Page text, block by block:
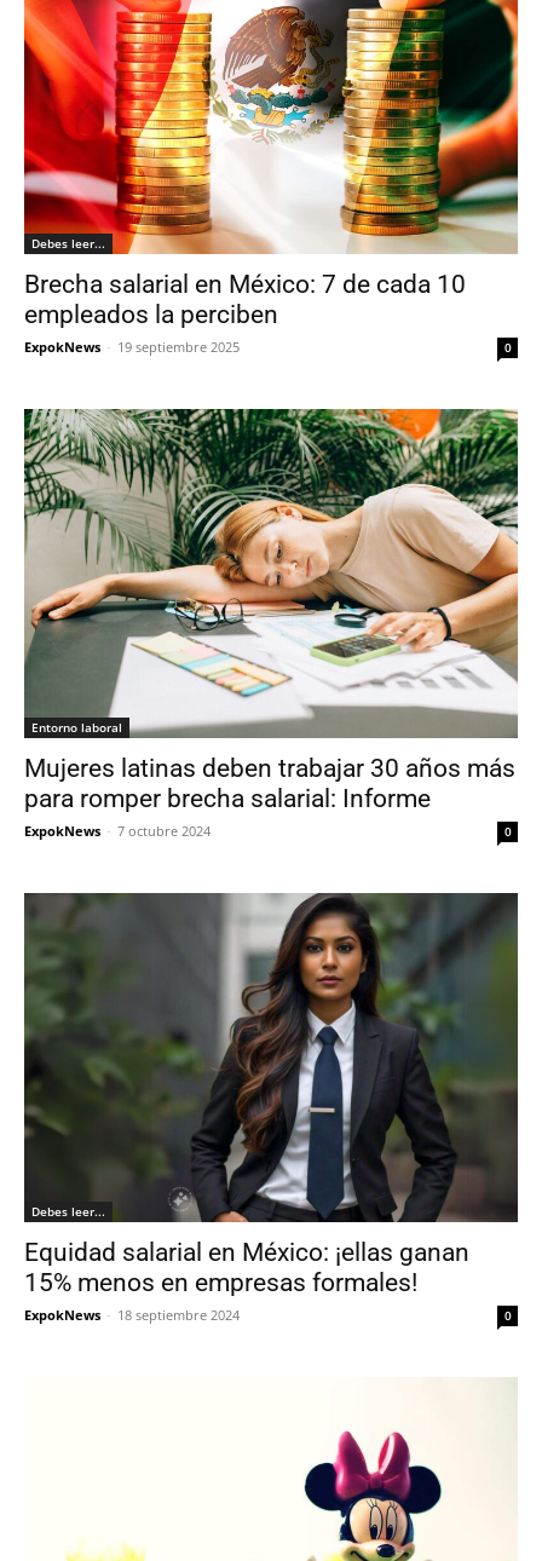
Debes leer...
Brecha salarial en México: 7 de cada 10
empleados la perciben
ExpokNews - 19 septiembre 2025 0
Entorno laboral
Mujeres latinas deben trabajar 30 años más
para romper brecha salarial: Informe
ExpokNews - 7 octubre 2024 0
Debes leer...
Equidad salarial en México: ¡ellas ganan
15% menos en empresas formales!
ExpokNews - 18 septiembre 2024 0